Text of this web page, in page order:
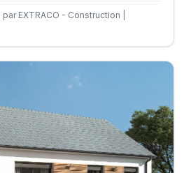
EXTRACO - Construction |